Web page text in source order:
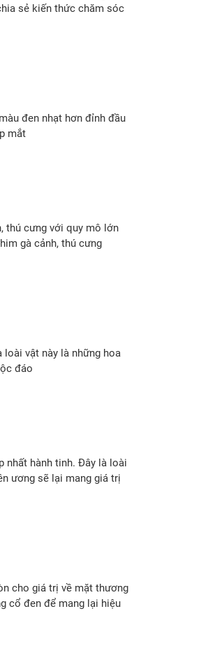
sẻ kiến thức chăm sóc
đen nhạt hơn đỉnh đầu
mắt
thú cưng với quy mô lớn
gà cảnh, thú cưng
vật này là những hoa
đáo
nhất hành tinh. Đây là loài
ương sẽ lại mang giá trị
cho giá trị về mặt thương
cổ đen để mang lại hiệu